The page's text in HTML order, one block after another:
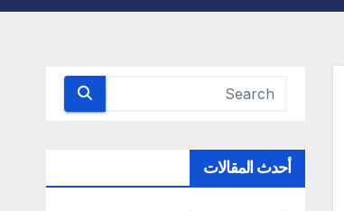
أحدث المقالات